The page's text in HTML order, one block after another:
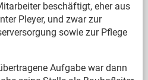
beschäftigt, eher aus
Pleyer, und zwar zur
sowie zur Pflege
Aufgabe war dann